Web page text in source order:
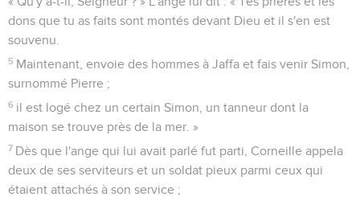
dons que tu as faits sont montés devant Dieu et il s'en est
souvenu.
5 Maintenant, envoie des hommes à Jaffa et fais venir Simon,
surnommé Pierre ;
6 il est logé chez un certain Simon, un tanneur dont la
maison se trouve près de la mer. »
7 Dès que l'ange qui lui avait parlé fut parti, Corneille appela
deux de ses serviteurs et un soldat pieux parmi ceux qui
étaient attachés à son service ;